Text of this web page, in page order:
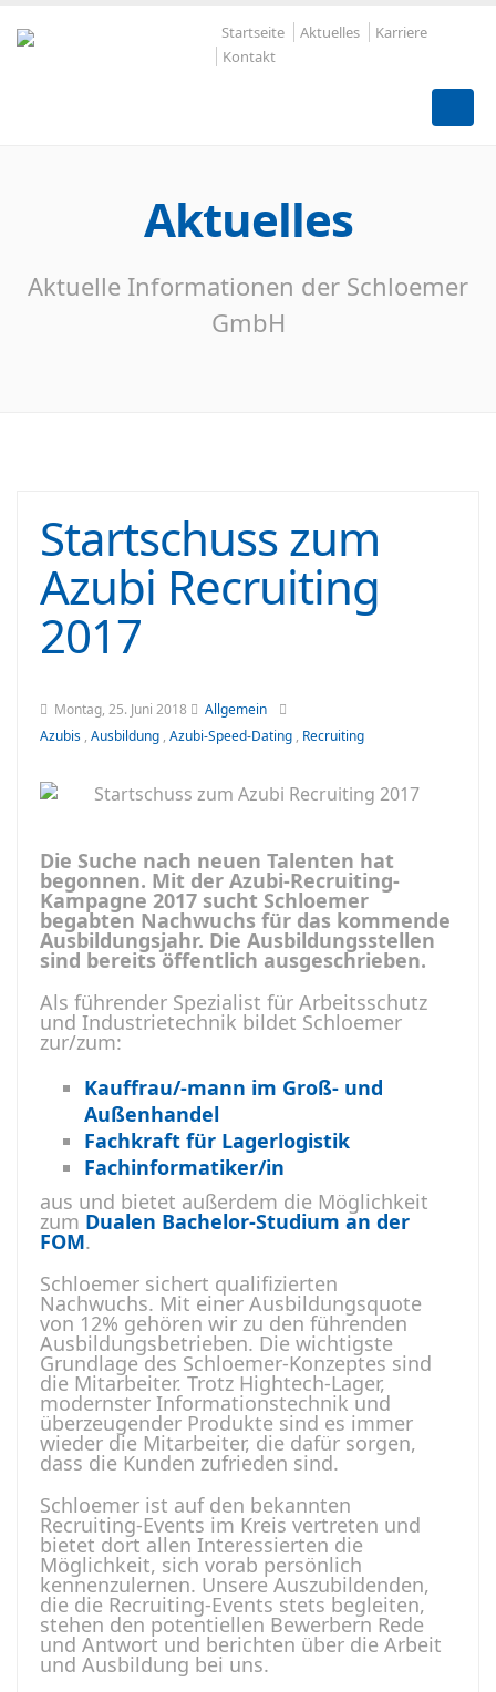
Startseite Aktuelles
Karriere
Kontakt
Aktuelles
Aktuelle Informationen der Schloemer
GmbH
Startschuss zum
Azubi Recruiting
2017
Montag, 25. Juni 2018
Allgemein
Azubis , Ausbildung , Azubi-Speed-Dating , Recruiting
Die Suche nach neuen Talenten hat
begonnen. Mit der Azubi-Recruiting-
Kampagne 2017 sucht Schloemer
begabten Nachwuchs für das kommende
Ausbildungsjahr. Die Ausbildungsstellen
sind bereits öffentlich ausgeschrieben.
Als führender Spezialist für Arbeitsschutz
und Industrietechnik bildet Schloemer
zur/zum:
Kauffrau/-mann im Groß- und
Außenhandel
Fachkraft für Lagerlogistik
Fachinformatiker/in
aus und bietet außerdem die Möglichkeit
zum Dualen Bachelor-Studium an der
FOM.
Schloemer sichert qualifizierten
Nachwuchs. Mit einer Ausbildungsquote
von 12% gehören wir zu den führenden
Ausbildungsbetrieben. Die wichtigste
Grundlage des Schloemer-Konzeptes sind
die Mitarbeiter. Trotz Hightech-Lager,
modernster Informationstechnik und
überzeugender Produkte sind es immer
wieder die Mitarbeiter, die dafür sorgen,
dass die Kunden zufrieden sind.
Schloemer ist auf den bekannten
Recruiting-Events im Kreis vertreten und
bietet dort allen Interessierten die
Möglichkeit, sich vorab persönlich
kennenzulernen. Unsere Auszubildenden,
die die Recruiting-Events stets begleiten,
stehen den potentiellen Bewerbern Rede
und Antwort und berichten über die Arbeit
und Ausbildung bei uns.